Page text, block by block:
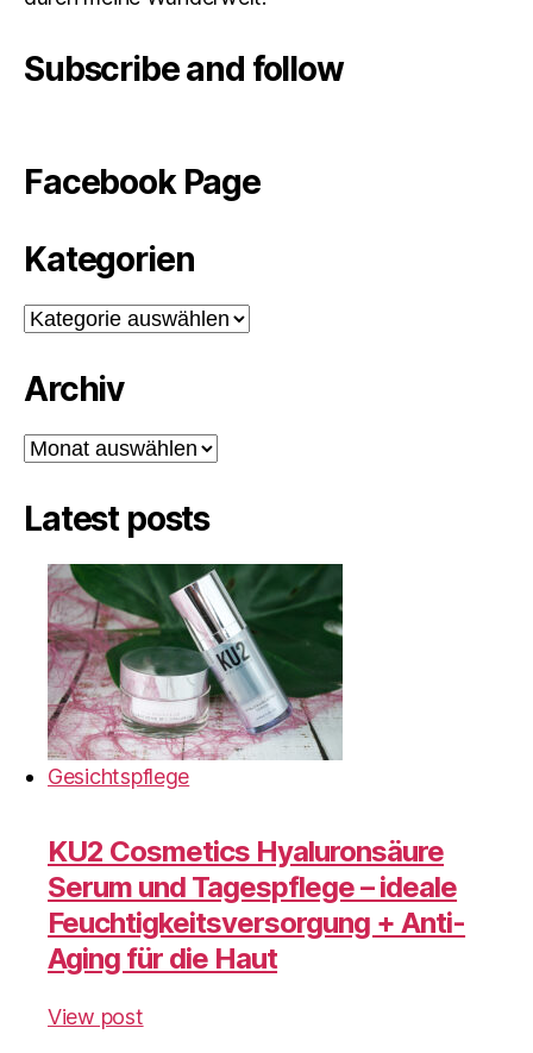
Subscribe and follow
Facebook Page
Kategorien
Kategorien
Archiv
Archiv
Latest posts
Gesichtspflege
KU2 Cosmetics Hyaluronsäure
Serum und Tagespflege – ideale
Feuchtigkeitsversorgung + Anti-
Aging für die Haut
View post